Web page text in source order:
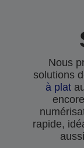
Nous
solutions
à plat
rapide,